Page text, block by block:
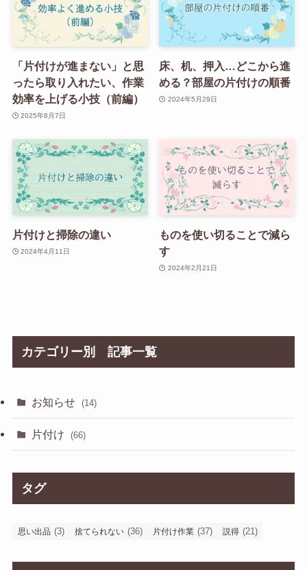
「片付けが進まない」と思
ったら取り入れたい、作業
効率を上げる小技（前編）
2025年8月7日
床、机、押入…どこから進
める？部屋の片付けの順番
2024年5月29日
片付けと掃除の違い
2024年4月11日
ものを使い切ることで減ら
す
2024年2月21日
カテゴリー別 記事一覧
お知らせ (14)
片付け (66)
タグ
思い出品 (3) 捨てられない (36) 片付け作業 (37) 説得 (21)